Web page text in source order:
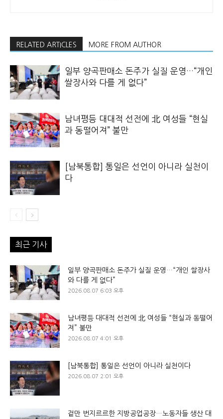
RELATED ARTICLES MORE FROM AUTHOR
일부 양곡판매소 돈주가 실질 운영…“개인
쌀장사와 다를 게 없다”
남녀평등 대대적 선전에 北 여성들 “현실
과 동떨어져” 불만
[남북통합] 통일은 선언이 아니라 실천이
다
최근 기사
일부 양곡판매소 돈주가 실질 운영…“개인 쌀장사
와 다를 게 없다”
2026.08.07 6:03 오후
남녀평등 대대적 선전에 北 여성들 “현실과 동떨어
져” 불만
2026.08.07 4:01 오후
[남북통합] 통일은 선언이 아니라 실천이다
2026.08.07 2:01 오후
겉만 번지르르한 지방공업공장…노동자들 생산 대